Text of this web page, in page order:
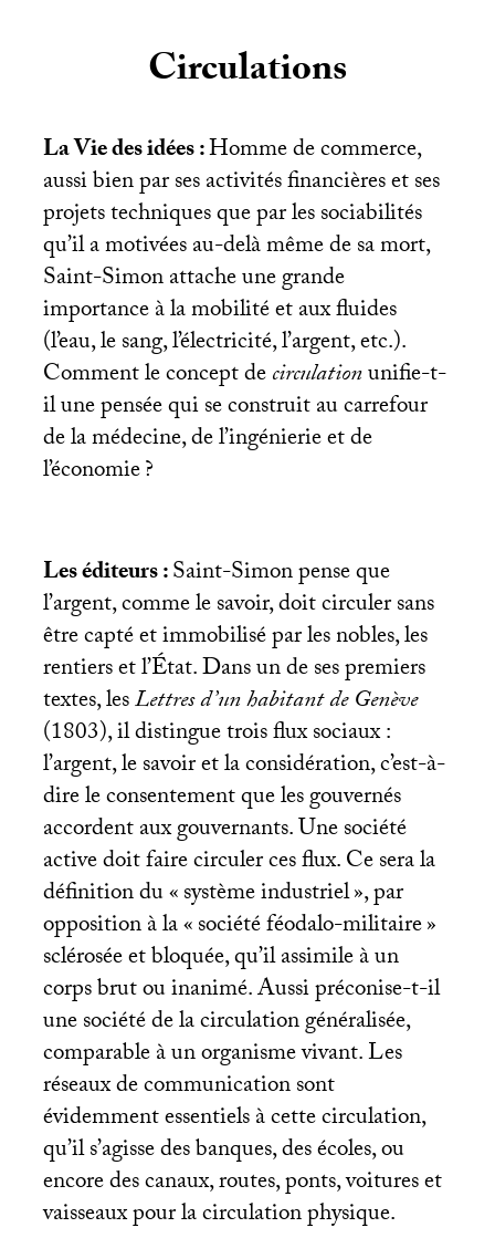
Circulations
La Vie des idées :Homme de commerce,
aussi bien par ses activités financières et ses
projets techniques que par les sociabilités
qu’il a motivées au-delà même de sa mort,
Saint-Simon attache une grande
importance à la mobilité et aux fluides
(l’eau, le sang, l’électricité, l’argent, etc.).
Comment le concept decirculationunifie-t-
il une pensée qui se construit au carrefour
de la médecine, de l’ingénierie et de
l’économie?
Les éditeurs :Saint-Simon pense que
l’argent, comme le savoir, doit circuler sans
être capté et immobilisé par les nobles, les
rentiers et l’État. Dans un de ses premiers
textes, lesLettres d’un habitant de Genève
(1803), il distingue trois flux sociaux :
l’argent, le savoir et la considération, c’est-à-
dire le consentement que les gouvernés
accordent aux gouvernants. Une société
active doit faire circuler ces flux. Ce sera la
définition du «système industriel», par
opposition à la «société féodalo-militaire»
sclérosée et bloquée, qu’il assimile à un
corps brut ou inanimé. Aussi préconise-t-il
une société de la circulation généralisée,
comparable à un organisme vivant. Les
réseaux de communication sont
évidemment essentiels à cette circulation,
qu’il s’agisse des banques, des écoles, ou
encore des canaux, routes, ponts, voitures et
vaisseaux pour la circulation physique.